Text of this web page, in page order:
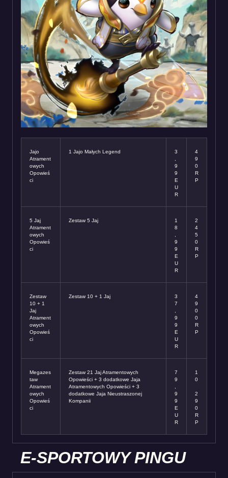
Jajo
Atrament
owych
Opowieś
ci
1 Jajo Małych Legend
3
9
9
E
U
R
4
9
0
R
P
5 Jaj
Atrament
owych
Opowieś
ci
Zestaw 5 Jaj
1
8
9
9
E
U
R
2
4
5
0
R
P
Zestaw
10 + 1
Jaj
Atrament
owych
Opowieś
ci
Zestaw 10 + 1 Jaj
3
7
9
9
E
U
R
4
9
0
0
R
P
Megazes
taw
Atrament
owych
Opowieś
ci
Zestaw 21 Jaj Atramentowych
Opowieści + 3 dodatkowe Jaja
Atramentowych Opowieści + 3
dodatkowe Jaja Nieustraszonej
Kompanii
7
9
9
9
E
U
R
1
0
2
9
0
R
P
E-SPORTOWY PINGU